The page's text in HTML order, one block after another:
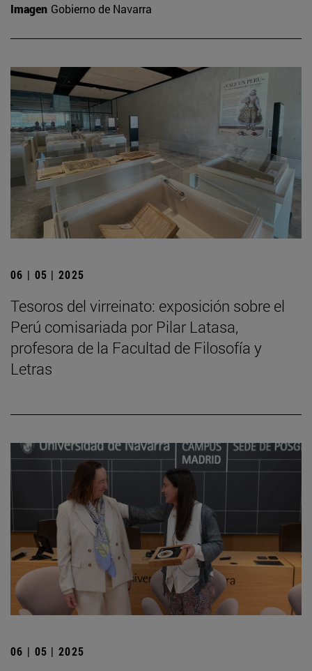
Imagen Gobierno de Navarra
06 | 05 | 2025
Tesoros del virreinato: exposición sobre el
Perú comisariada por Pilar Latasa,
profesora de la Facultad de Filosofía y
Letras
06 | 05 | 2025